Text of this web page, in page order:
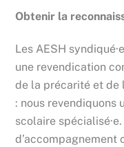
Obtenir la
Les AESH
une revendication
de la précarité et de
: nous revendiquons
scolaire
d’accompagnement